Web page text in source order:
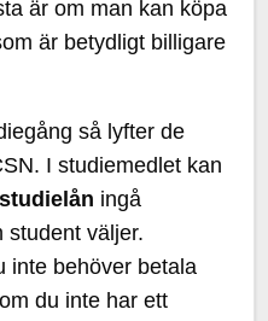
är om man kan köpa
är betydligt billigare
så lyfter de
I studiemedlet kan
ingå
student väljer.
inte behöver betala
du inte har ett